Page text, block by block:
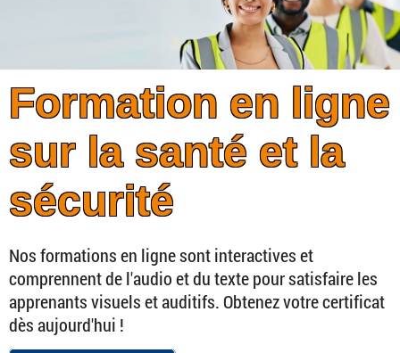
Formation en ligne
sur la santé et la
sécurité
Nos formations en ligne sont interactives et
comprennent de l'audio et du texte pour satisfaire les
apprenants visuels et auditifs. Obtenez votre certificat
dès aujourd'hui !